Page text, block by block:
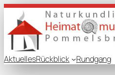
Zum
Inhalt
springen
AktuellesRückblick Rundgang